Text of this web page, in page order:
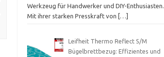
Werkzeug für Handwerker und DIY-Enthusiasten.
Mit ihrer starken Presskraft von
[…]
Leifheit Thermo Reflect S/M
Bügelbrettbezug: Effizientes und